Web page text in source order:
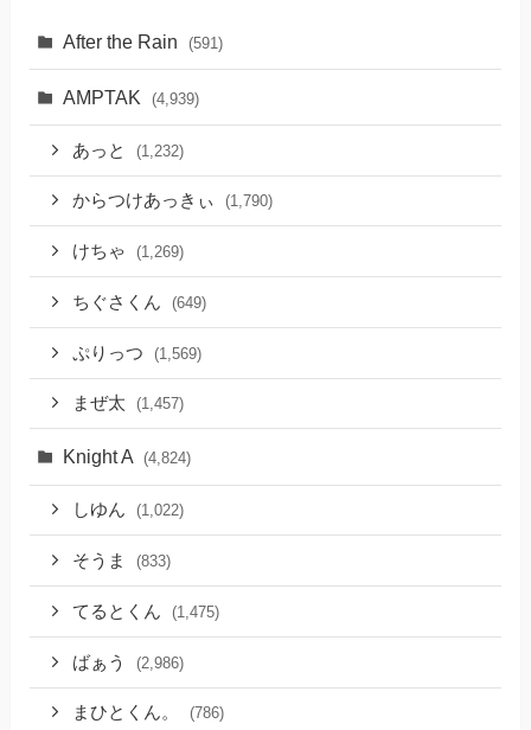
After the Rain (591)
AMPTAK (4,939)
あっと (1,232)
からつけあっきぃ (1,790)
けちゃ (1,269)
ちぐさくん (649)
ぷりっつ (1,569)
まぜ太 (1,457)
Knight A (4,824)
しゆん (1,022)
そうま (833)
てるとくん (1,475)
ばぁう (2,986)
まひとくん。 (786)